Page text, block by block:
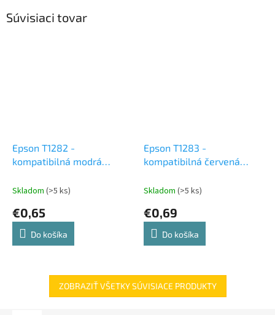
Súvisiaci tovar
Epson T1282 -
kompatibilná modrá
Skladom (>5 ks)
€0,65
Do košíka
Epson T1283 -
kompatibilná červená
Skladom (>5 ks)
€0,69
Do košíka
ZOBRAZIŤ VŠETKY SÚVISIACE PRODUKTY